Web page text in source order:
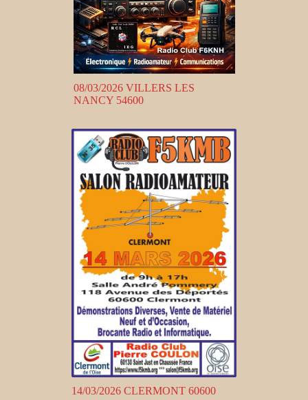
08/03/2026 VILLERS LES
NANCY 54600
14/03/2026 CLERMONT 60600